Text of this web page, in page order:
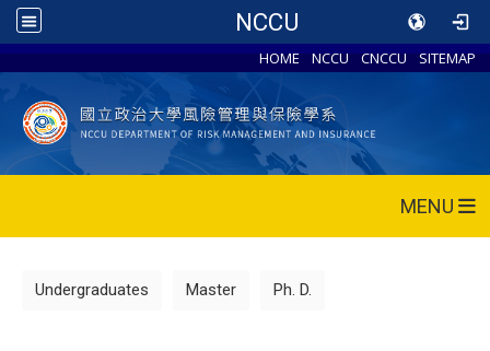
NCCU
HOME NCCU CNCCU SITEMAP
MENU
Undergraduates Master Ph. D.